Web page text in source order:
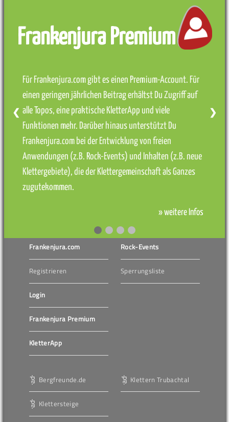
Frankenjura Premium
Für Frankenjura.com gibt es einen Premium-Account. Für
einen geringen jährlichen Beitrag erhältst Du Zugriff auf
alle Topos, eine praktische KletterApp und viele
Funktionen mehr. Darüber hinaus unterstützt Du
Frankenjura.com bei der Entwicklung von freien
Anwendungen (z.B. Rock-Events) und Inhalten (z.B. neue
Klettergebiete), die der Klettergemeinschaft als Ganzes
zugutekommen.
» weitere Infos
❮ ❯
Frankenjura.com
Registrieren
Login
Frankenjura Premium
KletterApp
Rock-Events
Sperrungsliste
Bergfreunde.de
Klettersteige
Klettern Trubachtal